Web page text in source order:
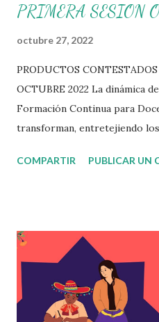
PRIMERA SESION
octubre 27, 2022
PRODUCTOS
OCTUBRE 2022 La dinámica
Formación Continua para
transforman, entretejiendo
una guía de trabajo a un
propone que el colectivo
su organización, la gestión
necesidades de la escuela y
emprender para apropiarse y
COMPARTIR PUBLICAR UN